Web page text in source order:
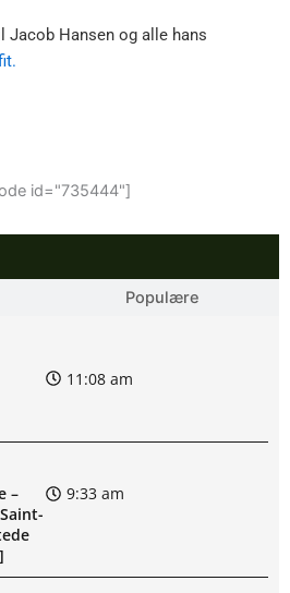
Jacob Hansen og alle hans
id="735444"]
Populære
11:08 am
–
9:33 am